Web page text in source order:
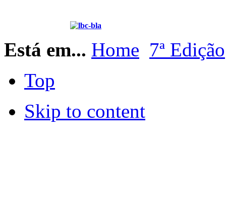
Está em... Home 7ª Edição
Top
Skip to content